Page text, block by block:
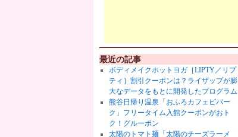
最近の記事
ボディメイクホットヨガ［LIPTY／リプ
ティ］割引クーポンは？ライザップが膨
大なデータをもとに開発したプログラム
熊谷日帰り温泉「おふろカフェビバー
ク」フリータイム入館クーポンがおト
ク！グルーポン
太陽のトマト麺「太陽のチーズラーメ